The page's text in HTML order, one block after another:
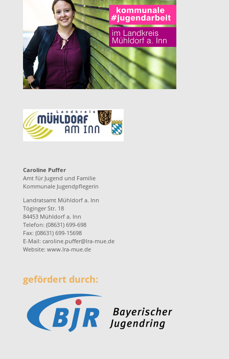
Caroline Puffer
Amt für Jugend und Familie
Kommunale Jugendpflegerin
Landratsamt Mühldorf a. Inn
Töginger Str. 18
84453 Mühldorf a. Inn
Telefon: (08631) 699-698
Fax: (08631) 699-15698
E-Mail: caroline.puffer@lra-mue.de
Website: www.lra-mue.de
gefördert durch: